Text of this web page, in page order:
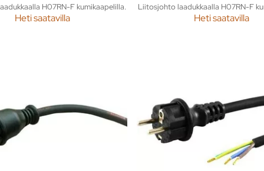
H07RN-F kumikaapelilla.
Heti saatavilla
Liitosjohto laadukkaalla H07RN-F
Heti saatavilla